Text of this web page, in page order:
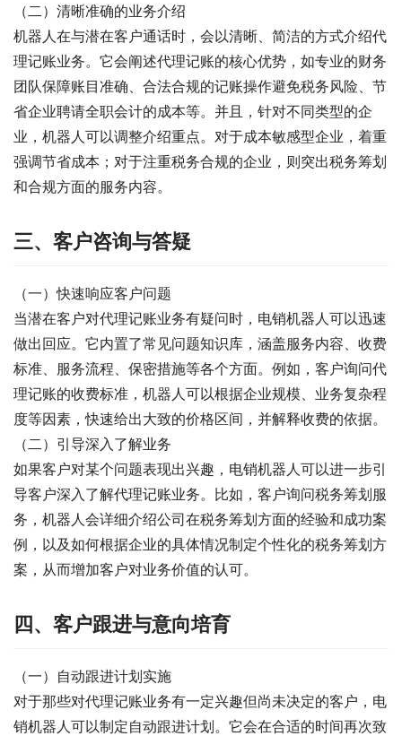
（二）清晰准确的业务介绍
机器人在与潜在客户通话时，会以清晰、简洁的方式介绍代
理记账业务。它会阐述代理记账的核心优势，如专业的财务
团队保障账目准确、合法合规的记账操作避免税务风险、节
省企业聘请全职会计的成本等。并且，针对不同类型的企
业，机器人可以调整介绍重点。对于成本敏感型企业，着重
强调节省成本；对于注重税务合规的企业，则突出税务筹划
和合规方面的服务内容。
三、客户咨询与答疑
（一）快速响应客户问题
当潜在客户对代理记账业务有疑问时，电销机器人可以迅速
做出回应。它内置了常见问题知识库，涵盖服务内容、收费
标准、服务流程、保密措施等各个方面。例如，客户询问代
理记账的收费标准，机器人可以根据企业规模、业务复杂程
度等因素，快速给出大致的价格区间，并解释收费的依据。
（二）引导深入了解业务
如果客户对某个问题表现出兴趣，电销机器人可以进一步引
导客户深入了解代理记账业务。比如，客户询问税务筹划服
务，机器人会详细介绍公司在税务筹划方面的经验和成功案
例，以及如何根据企业的具体情况制定个性化的税务筹划方
案，从而增加客户对业务价值的认可。
四、客户跟进与意向培育
（一）自动跟进计划实施
对于那些对代理记账业务有一定兴趣但尚未决定的客户，电
销机器人可以制定自动跟进计划。它会在合适的时间再次致